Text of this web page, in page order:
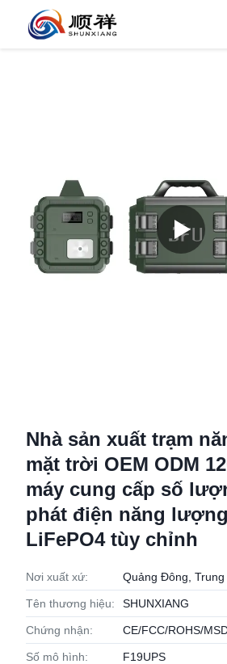
Nhà sản xuất trạm
mặt trời OEM ODM
máy cung cấp số
phát điện năng
LiFePO4 tùy chỉnh
Nơi xuất xứ: Quảng Đông, Trung
Tên thương hiệu: SHUNXIANG
Chứng nhận: CE/FCC/ROHS/
Số mô hình: F19UPS